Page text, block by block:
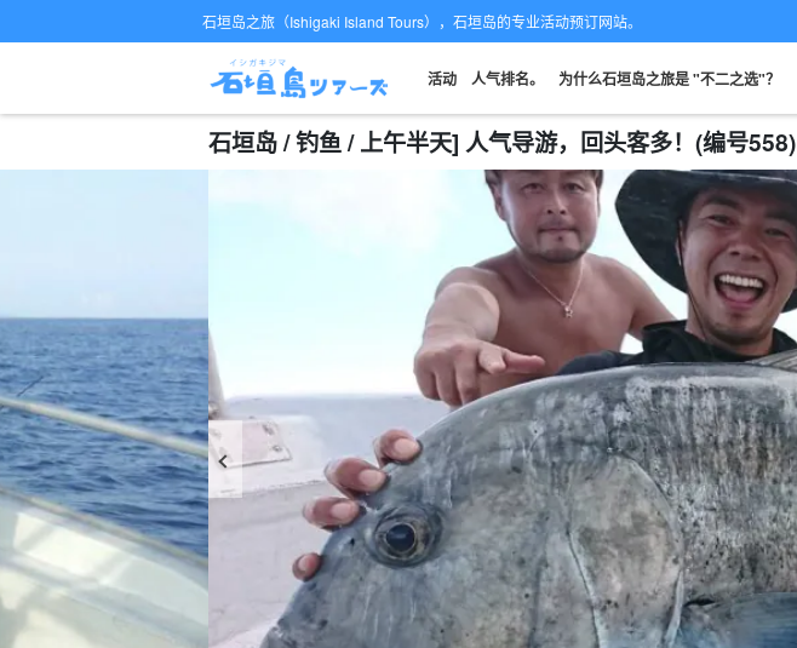
石垣岛之旅（Ishigaki Island Tours），石垣岛的专业活动预订网站。
活动 人气排名。 为什么石垣岛之旅是 "不二之选"？
石垣岛 / 钓鱼 / 上午半天] 人气导游，回头客多！(编号558)